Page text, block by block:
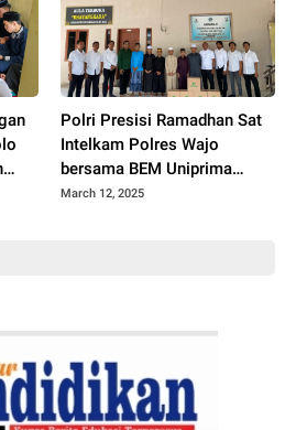
Polri Presisi Ramadhan Sat
Intelkam Polres Wajo
bersama BEM Uniprima
Berbagi Kepada Santri
March 12, 2025